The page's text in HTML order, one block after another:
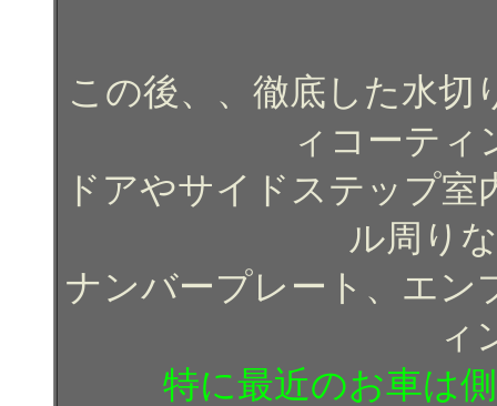
この後、、徹底した水切
ィコーティ
ドアやサイドステップ
ル周り
ナンバープレート、エン
ィ
特に最近のお車は